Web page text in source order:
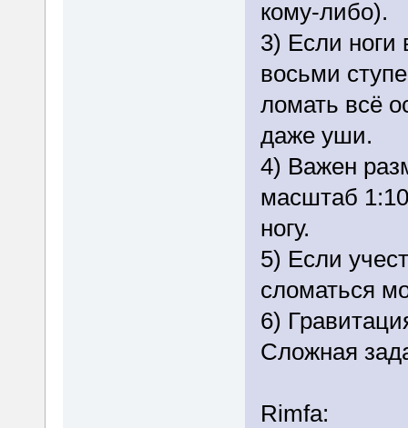
кому-либо).
3) Если ноги
восьми
ломать всё
даже уши.
4) Важен
масштаб
ногу.
5) Если
сломаться
6)
Сложная
Rimfa: